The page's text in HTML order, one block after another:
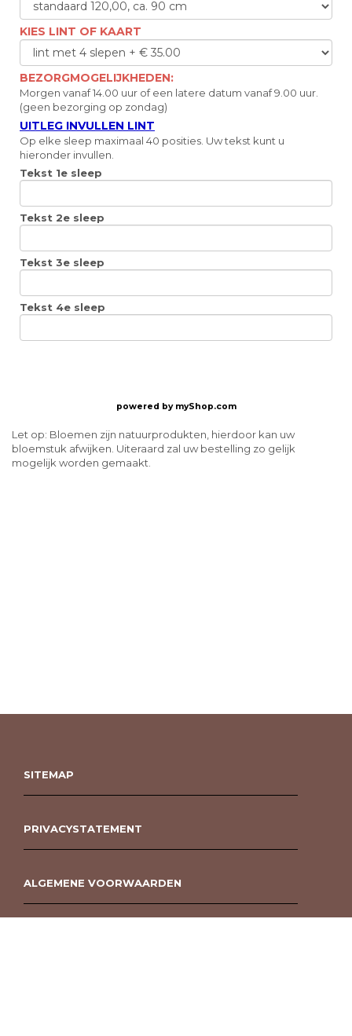
KIES LINT OF KAART
BEZORGMOGELIJKHEDEN:
Morgen vanaf 14.00 uur of een latere datum vanaf 9.00 uur.
(geen bezorging op zondag)
UITLEG INVULLEN LINT
Op elke sleep maximaal 40 posities. Uw tekst kunt u
hieronder invullen.
Tekst 1e sleep
Tekst 2e sleep
Tekst 3e sleep
Tekst 4e sleep
powered by myShop.com
Let op: Bloemen zijn natuurprodukten, hierdoor kan uw
bloemstuk afwijken. Uiteraard zal uw bestelling zo gelijk
mogelijk worden gemaakt.
SITEMAP
PRIVACYSTATEMENT
ALGEMENE VOORWAARDEN